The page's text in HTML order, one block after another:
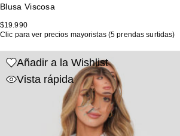
Blusa Viscosa
$19.990
Clic para ver precios mayoristas (5 prendas surtidas)
Añadir a la Wishlist
Vista rápida